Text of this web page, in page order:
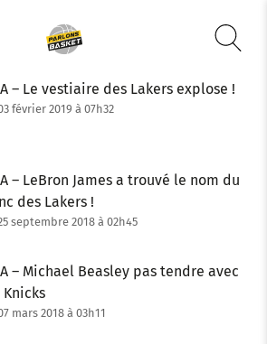
– Le vestiaire des Lakers explose !
février 2019 à 07h32
– LeBron James a trouvé le nom du
des Lakers !
septembre 2018 à 02h45
– Michael Beasley pas tendre avec
Knicks
mars 2018 à 03h11